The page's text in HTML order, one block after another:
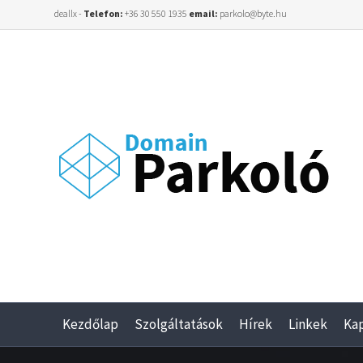
deallx - Telefon: +36 30 550 1935 email: parkolo@byte.hu
Kezdőlap Szolgáltatások Hírek Linkek